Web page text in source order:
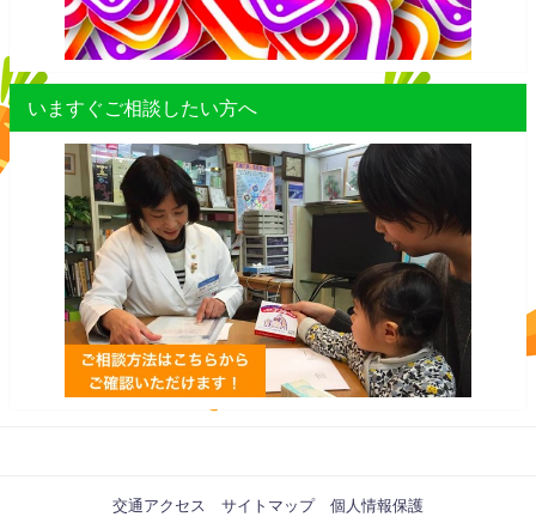
いますぐご相談したい方へ
交通アクセス サイトマップ 個人情報保護